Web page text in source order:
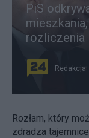
PiS
rozliczenia
Redakcja
Rozłam, który
zdradza